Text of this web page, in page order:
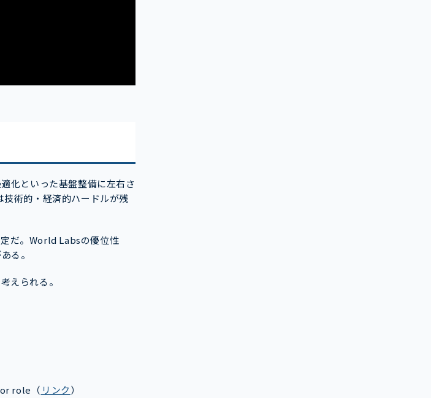
化といった基盤整備に左右さ
術的・経済的ハードルが残
だ。World Labsの優位性
る。
えられる。
role （ リンク）